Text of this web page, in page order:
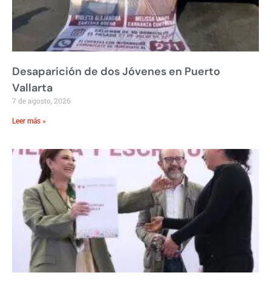
Desaparición de dos Jóvenes en Puerto
Vallarta
7 de agosto, 2026
Leer más »